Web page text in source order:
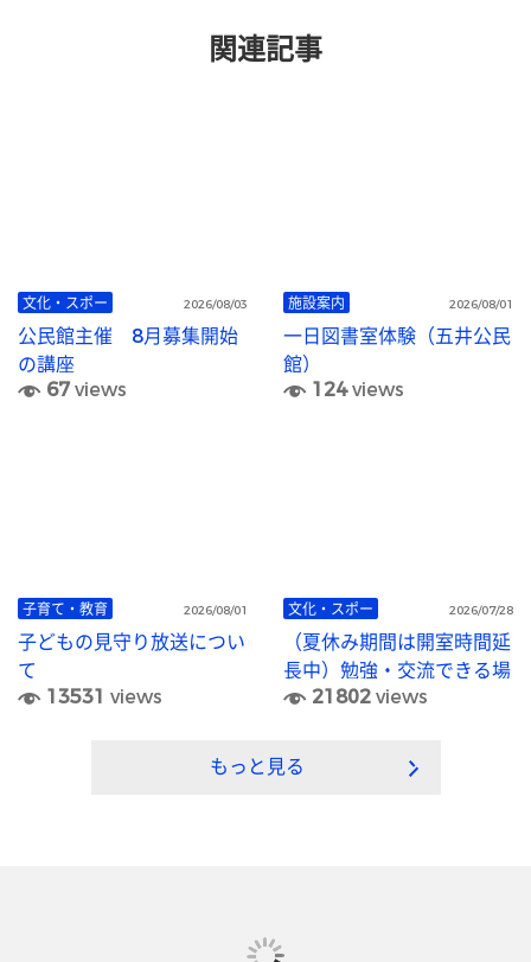
関連記事
文化・スポー 2026/08/03
公民館主催 8月募集開始
の講座
67views
施設案内 2026/08/01
一日図書室体験（五井公民
館）
124views
子育て・教育 2026/08/01
子どもの見守り放送につい
て
13531 views
文化・スポー 2026/07/28
（夏休み期間は開室時間延
長中）勉強・交流できる場
所「理想の自習室」がサン
中！
21802views
もっと見る